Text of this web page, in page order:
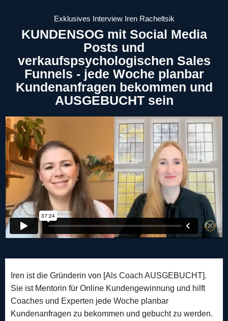
Exklusives Interview Iren Racheltsik
KUNDENSOG mit Social Media
Posts und
verkaufspsychologischen Sales
Funnels - jede Woche planbar
Kundenanfragen bekommen und
AUSGEBUCHT sein
Iren ist die Gründerin von [Als Coach AUSGEBUCHT].
Sie ist Mentorin für Online Kundengewinnung und hilft
Coaches und Experten jede Woche planbar
Kundenanfragen zu bekommen und gebucht zu werden.